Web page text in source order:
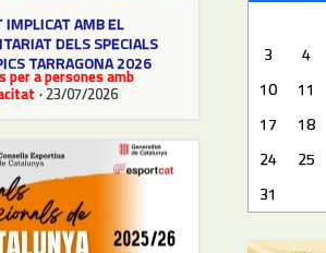
IMPLICAT AMB EL
DELS SPECIALS
TARRAGONA 2026
per a persones amb
· 23/07/2026
3
4
10
11
17
18
24
25
31